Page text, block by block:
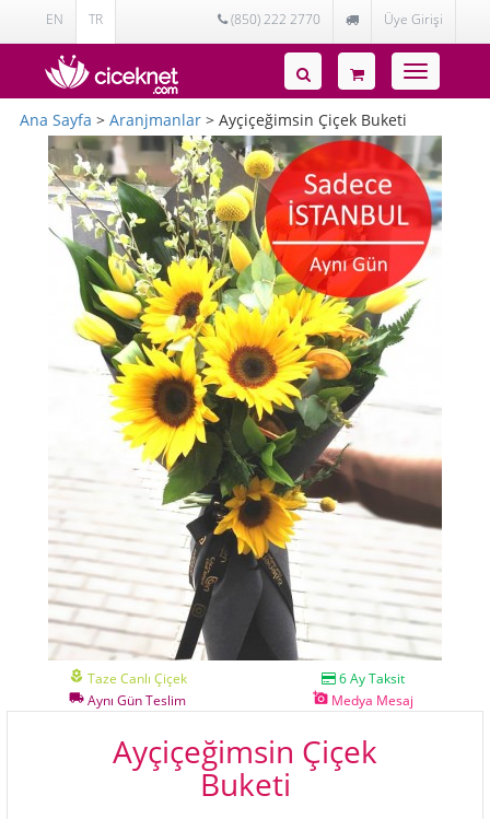
EN TR (850) 222 2770 Üye Girişi
Toggle
navigation
Ana Sayfa > Aranjmanlar > Ayçiçeğimsin Çiçek Buketi
local_florist Taze Canlı Çiçek 6 Ay Taksit
local_shipping Aynı Gün Teslim add_a_photoMedya Mesaj
Ayçiçeğimsin Çiçek
Buketi